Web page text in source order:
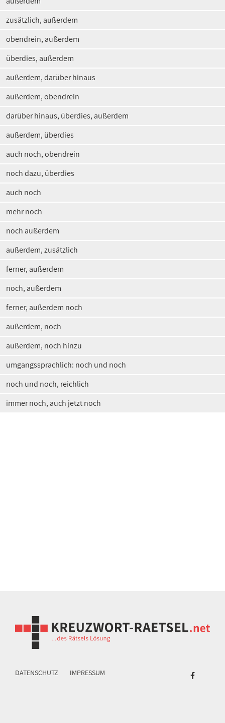
zusätzlich, außerdem
obendrein, außerdem
überdies, außerdem
außerdem, darüber hinaus
außerdem, obendrein
darüber hinaus, überdies, außerdem
außerdem, überdies
auch noch, obendrein
noch dazu, überdies
auch noch
mehr noch
noch außerdem
außerdem, zusätzlich
ferner, außerdem
noch, außerdem
ferner, außerdem noch
außerdem, noch
außerdem, noch hinzu
umgangssprachlich: noch und noch
noch und noch, reichlich
immer noch, auch jetzt noch
DATENSCHUTZ IMPRESSUM